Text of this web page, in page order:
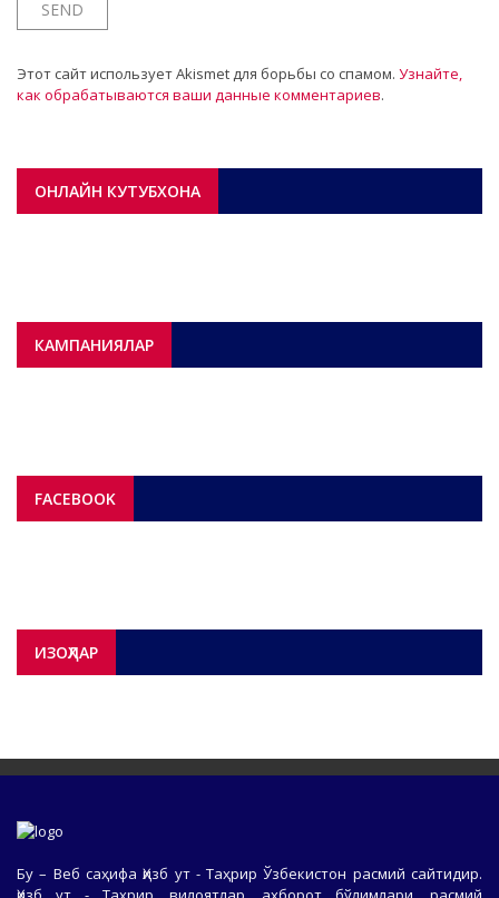
Этот сайт использует Akismet для борьбы со спамом. Узнайте,
как обрабатываются ваши данные комментариев.
ОНЛАЙН КУТУБХОНА
КАМПАНИЯЛАР
FACEBOOK
ИЗОҲЛАР
Бу – Веб саҳифа Ҳизб ут - Таҳрир Ўзбекистон расмий сайтидир.